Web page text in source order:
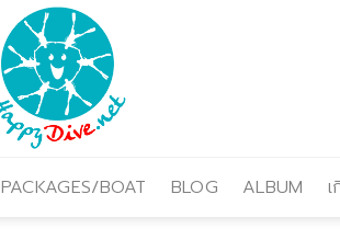
PACKAGES/BOAT BLOG ALBUM